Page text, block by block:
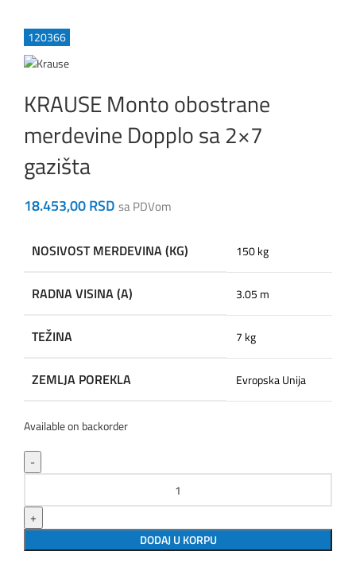
120366
KRAUSE Monto obostrane
merdevine Dopplo sa 2×7
gazišta
18.453,00RSD sa PDVom
NOSIVOST MERDEVINA (KG) 150 kg
RADNA VISINA (A) 3.05 m
TEŽINA 7 kg
ZEMLJA POREKLA Evropska Unija
Available on backorder
DODAJ U KORPU